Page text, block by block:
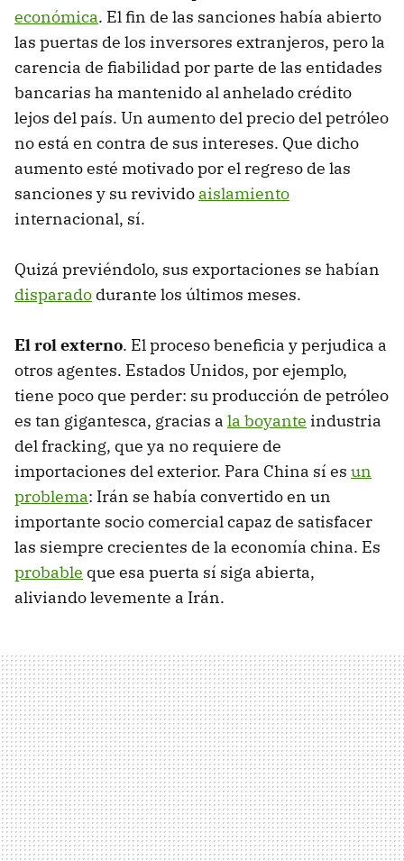
económica. El fin de las sanciones había abierto
las puertas de los inversores extranjeros, pero la
carencia de fiabilidad por parte de las entidades
bancarias ha mantenido al anhelado crédito
lejos del país. Un aumento del precio del petróleo
no está en contra de sus intereses. Que dicho
aumento esté motivado por el regreso de las
sanciones y su revivido aislamiento
internacional, sí.
Quizá previéndolo, sus exportaciones se habían
disparado durante los últimos meses.
El rol externo. El proceso beneficia y perjudica a
otros agentes. Estados Unidos, por ejemplo,
tiene poco que perder: su producción de petróleo
es tan gigantesca, gracias a la boyante industria
del fracking, que ya no requiere de
importaciones del exterior. Para China sí es un
problema: Irán se había convertido en un
importante socio comercial capaz de satisfacer
las siempre crecientes de la economía china. Es
probable que esa puerta sí siga abierta,
aliviando levemente a Irán.